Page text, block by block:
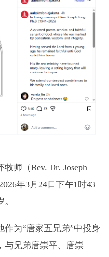
师（Rev. Dr. Joseph
年3月24日下午1时43
作为“唐家五兄弟”中投身
与兄弟唐崇平、唐崇